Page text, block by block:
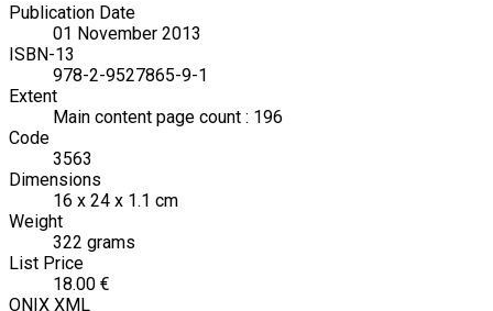
Publication Date
01 November 2013
ISBN-13
978-2-9527865-9-1
Extent
Main content page count : 196
Code
3563
Dimensions
16 x 24 x 1.1 cm
Weight
322 grams
List Price
18.00 €
ONIX XML